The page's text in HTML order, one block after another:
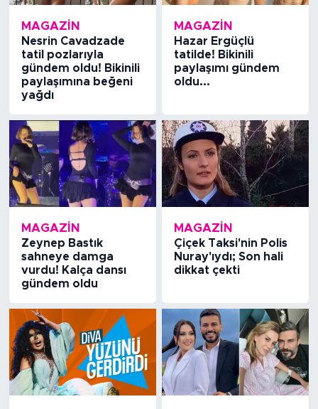
MAGAZİN
Nesrin Cavadzade
tatil pozlarıyla
gündem oldu! Bikinili
paylaşımına beğeni
yağdı
MAGAZİN
Hazar Ergüçlü
tatilde! Bikinili
paylaşımı gündem
oldu...
MAGAZİN
Zeynep Bastık
sahneye damga
vurdu! Kalça dansı
gündem oldu
MAGAZİN
Çiçek Taksi'nin Polis
Nuray'ıydı; Son hali
dikkat çekti